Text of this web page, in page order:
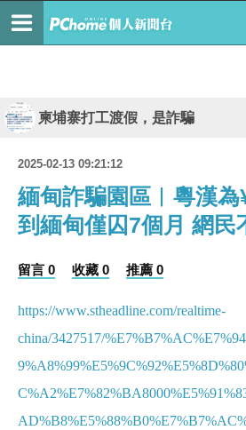
柬埔寨打工渡假，是詐騙
2025-02-13 09:21:12
緬甸詐騙園區︱粵漢
到緬甸僅囚7個月 網民
留言 0 收藏 0 推薦 0
https://www.stheadline.com/realtime-
china/3427517/